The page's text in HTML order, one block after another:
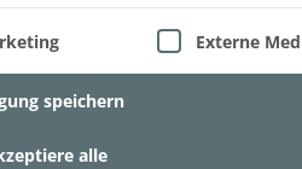
für die eineExterne
speichern
alle